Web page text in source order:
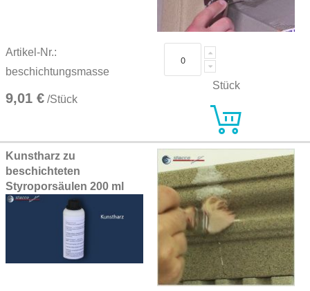
Artikel-Nr.:
beschichtungsmasse
9,01 € /Stück
Stück
Kunstharz zu
beschichteten
Styroporsäulen 200 ml